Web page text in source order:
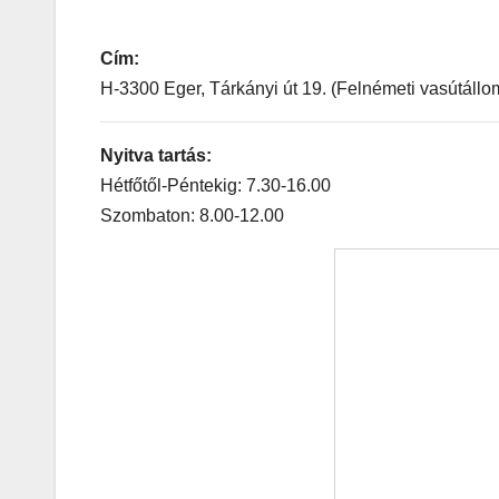
Cím:
H-3300 Eger, Tárkányi út 19. (Felnémeti
Nyitva tartás:
Hétfőtől-Péntekig: 7.30-16.00
Szombaton: 8.00-12.00